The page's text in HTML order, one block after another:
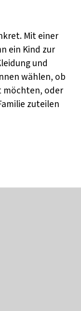
Mit einer
ein Kind zur
und
wählen, ob
möchten, oder
zuteilen